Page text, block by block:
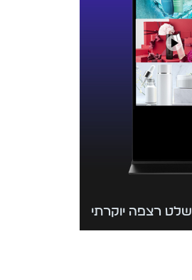
שלט רצפה יוקרתי